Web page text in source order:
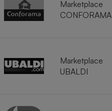
Marketplace
CONFORAMA
Marketplace
UBALDI